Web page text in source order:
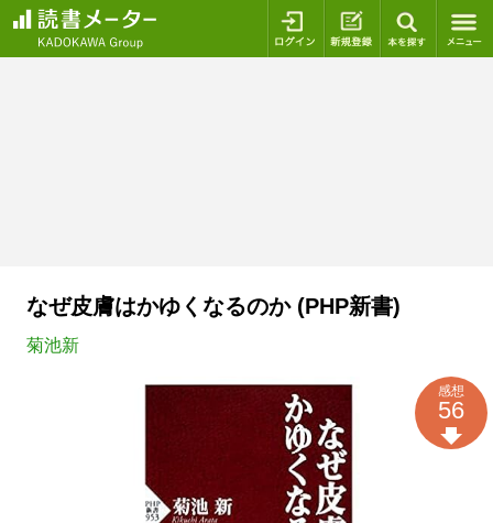
ログイン 新規登録
なぜ皮膚はかゆくなるのか (PHP新書)
菊池新
感想
56